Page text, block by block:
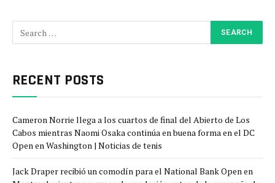
RECENT POSTS
Cameron Norrie llega a los cuartos de final del Abierto de Los
Cabos mientras Naomi Osaka continúa en buena forma en el DC
Open en Washington | Noticias de tenis
Jack Draper recibió un comodín para el National Bank Open en